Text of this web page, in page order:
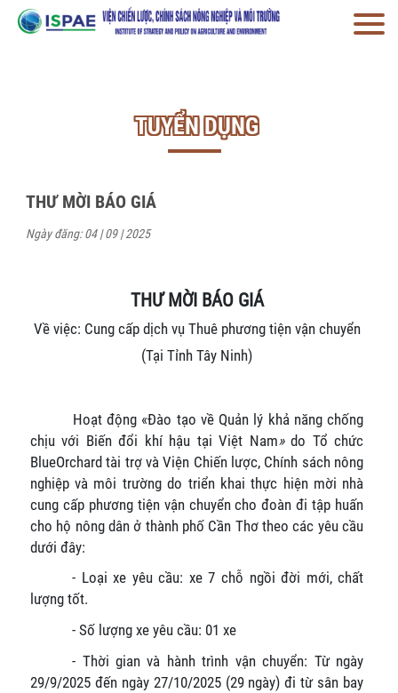
TUYỂN DỤNG
THƯ MỜI BÁO GIÁ
Ngày đăng: 04 | 09 | 2025
THƯ MỜI BÁO GIÁ
Về việc: Cung cấp dịch vụ Thuê phương tiện vận chuyển
(Tại Tỉnh Tây Ninh)
Hoạt động «Đào tạo về Quản lý khả năng chống
chịu với Biến đổi khí hậu tại Việt Nam»do Tổ chức
BlueOrchard tài trợ và Viện Chiến lược, Chính sách nông
nghiệp và môi trường do triển khai thực hiệnmời nhà
cung cấp phương tiện vận chuyển cho đoàn đi tập huấn
cho hộ nông dân ở thành phố Cần Thơ theo các yêu cầu
dưới đây:
- Loại xe yêu cầu: xe 7 chỗ ngồi đời mới, chất
lượng tốt.
- Số lượng xe yêu cầu: 01 xe
- Thời gian và hành trình vận chuyển: Từ ngày
29/9/2025 đến ngày 27/10/2025 (29 ngày) đi từ sân bay